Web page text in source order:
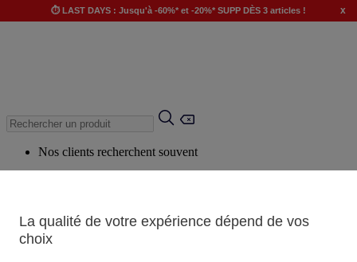
⏱️ LAST DAYS : Jusqu'à -60%* et -20%* SUPP DÈS 3 articles ! x
Nos clients recherchent souvent
Produits suggérés
Voir tous les produits
La qualité de votre expérience dépend de vos
choix